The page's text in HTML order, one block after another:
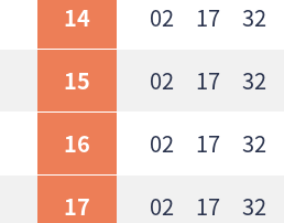
14
02 17 32
15
02 17 32
16
02 17 32
17
02 17 32